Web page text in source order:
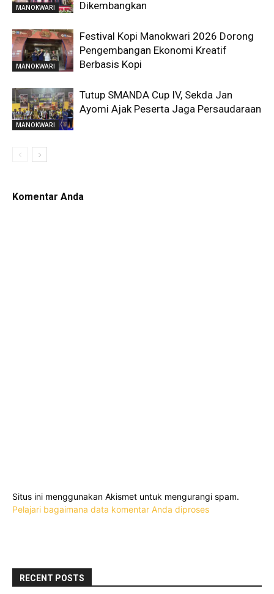
MANOKWARI
Dikembangkan
MANOKWARI
Festival Kopi Manokwari 2026 Dorong
Pengembangan Ekonomi Kreatif
Berbasis Kopi
MANOKWARI
Tutup SMANDA Cup IV, Sekda Jan
Ayomi Ajak Peserta Jaga Persaudaraan
Komentar Anda
Situs ini menggunakan Akismet untuk mengurangi spam.
Pelajari bagaimana data komentar Anda diproses
RECENT POSTS